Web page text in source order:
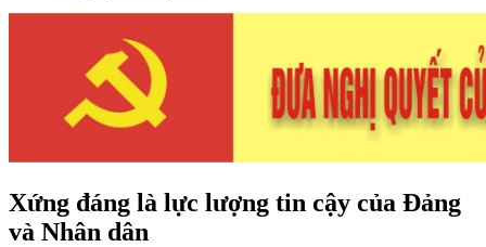
Xứng đáng là lực lượng tin cậy của Đảng
và Nhân dân